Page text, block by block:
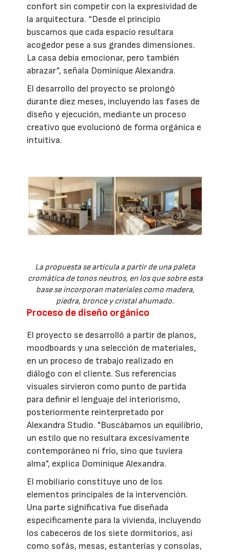
confort sin competir con la expresividad de
la arquitectura. “Desde el principio
buscamos que cada espacio resultara
acogedor pese a sus grandes dimensiones.
La casa debía emocionar, pero también
abrazar”, señala Dominique Alexandra.
El desarrollo del proyecto se prolongó
durante diez meses, incluyendo las fases de
diseño y ejecución, mediante un proceso
creativo que evolucionó de forma orgánica e
intuitiva.
La propuesta se articula a partir de una paleta
cromática de tonos neutros, en los que sobre esta
base se incorporan materiales como madera,
piedra, bronce y cristal ahumado.
Proceso de diseño orgánico
El proyecto se desarrolló a partir de planos,
moodboards y una selección de materiales,
en un proceso de trabajo realizado en
diálogo con el cliente. Sus referencias
visuales sirvieron como punto de partida
para definir el lenguaje del interiorismo,
posteriormente reinterpretado por
Alexandra Studio. "Buscábamos un equilibrio,
un estilo que no resultara excesivamente
contemporáneo ni frío, sino que tuviera
alma", explica Dominique Alexandra.
El mobiliario constituye uno de los
elementos principales de la intervención.
Una parte significativa fue diseñada
específicamente para la vivienda, incluyendo
los cabeceros de los siete dormitorios, así
como sofás, mesas, estanterías y consolas,